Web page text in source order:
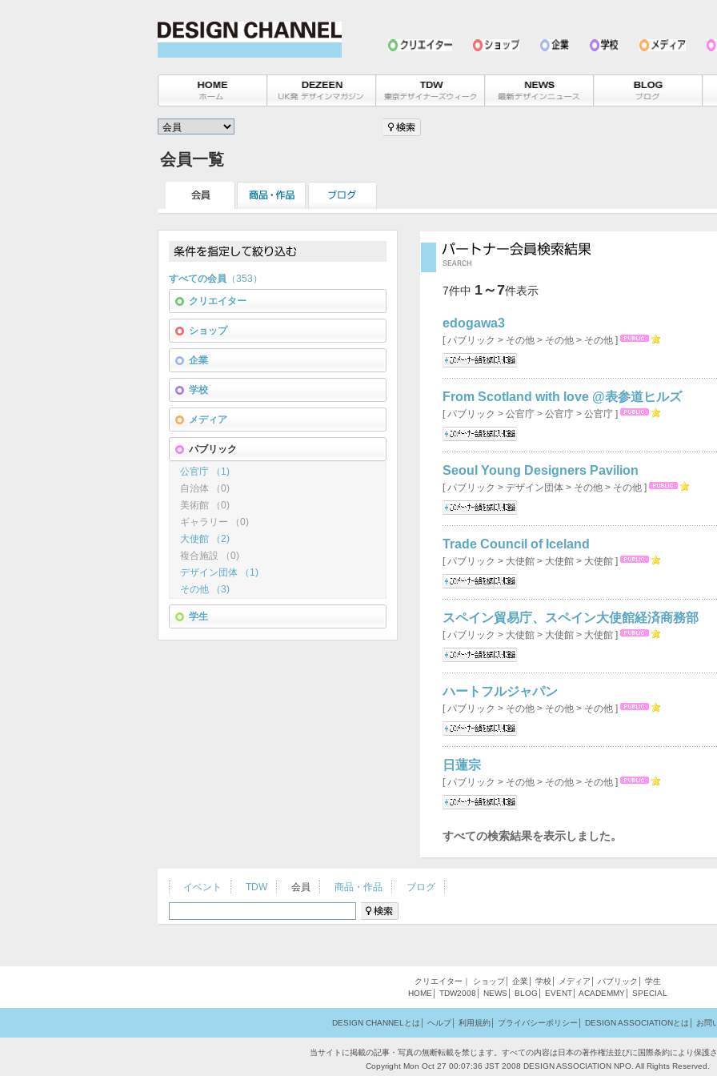
会員一覧
7件中 1～7件表示
edogawa3
[ パブリック > その他 > その他 > その他 ]
From Scotland with love @表参道ヒルズ
[ パブリック > 公官庁 > 公官庁 > 公官庁 ]
Seoul Young Designers Pavilion
[ パブリック > デザイン団体 > その他 > その他 ]
Trade Council of Iceland
[ パブリック > 大使館 > 大使館 > 大使館 ]
スペイン貿易庁、スペイン大使館経済商務部
[ パブリック > 大使館 > 大使館 > 大使館 ]
ハートフルジャパン
[ パブリック > その他 > その他 > その他 ]
日蓮宗
[ パブリック > その他 > その他 > その他 ]
すべての検索結果を表示しました。
カテゴリーを選ぶ
会員カテゴリーを選ぶ
エリアを選ぶ
すべての会員 （353）
クリエイター
ショップ
企業
学校
メディア
パブリック
公官庁 （1)
自治体 （0)
美術館 （0)
ギャラリー （0)
大使館 （2)
複合施設 （0)
デザイン団体 （1)
その他 （3)
学生
イベント TDW 会員 商品・作品 ブログ
クリエイター ｜ ショップ│ 企業 学校 メディア パブリック
学生
HOME
TDW2008 NEWS BLOG EVENT ACADEMMY SPECIAL
DESIGN CHANNELとは ヘルプ│ 利用規約│ プライバシーポリシー DESIGN ASSOCIATIONとは お問
当サイトに掲載の記事・写真の無断転載を禁じます。すべての内容は日本の著作権法並びに国際条約により保護
Copyright Mon Oct 27 00:07:36 JST 2008 DESIGN ASSOCIATION NPO. All Rights Reserved.